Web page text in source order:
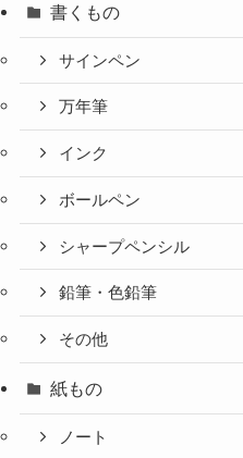
書くもの
サインペン
万年筆
インク
ボールペン
シャープペンシル
鉛筆・色鉛筆
その他
紙もの
ノート